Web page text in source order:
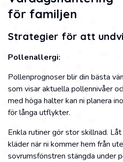
för familjen
Strategier för att
Pollenallergi:
Pollenprognoser blir din bästa
som visar aktuella pollennivåer
med höga halter kan ni planera
för långa utflykter.
Enkla rutiner gör stor skillnad.
kläder när ni kommer hem från
sovrumsfönstren stängda under